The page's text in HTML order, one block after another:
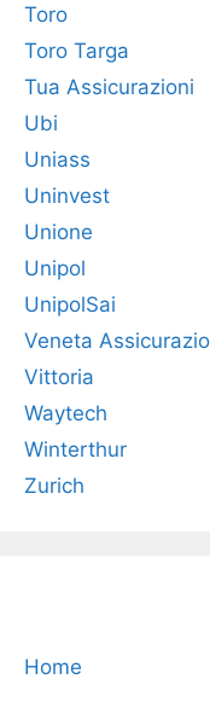
Toro
Toro Targa
Tua Assicurazioni
Ubi
Uniass
Uninvest
Unione
Unipol
UnipolSai
Veneta
Vittoria
Waytech
Winterthur
Zurich
Home